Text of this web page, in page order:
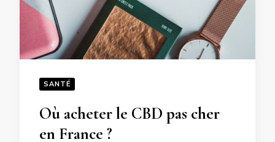
SANTÉ
Où acheter le CBD pas cher
en France ?